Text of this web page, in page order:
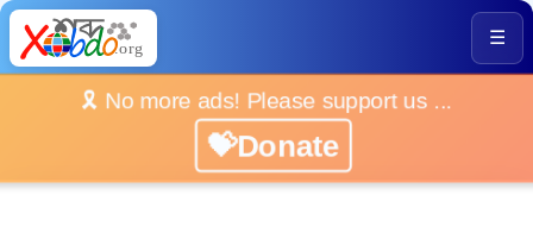
☰
🎗️ No more ads! Please support us ...
💝Donate